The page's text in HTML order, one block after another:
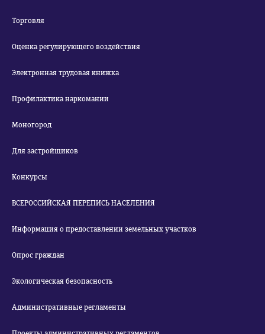
Торговля
Оценка регулирующего воздействия
Электронная трудовая книжка
Профилактика наркомании
Моногород
Для застройщиков
Конкурсы
ВСЕРОССИЙСКАЯ ПЕРЕПИСЬ НАСЕЛЕНИЯ
Информация о предоставлении земельных участков
Опрос граждан
Экологическая безопасность
Административные регламенты